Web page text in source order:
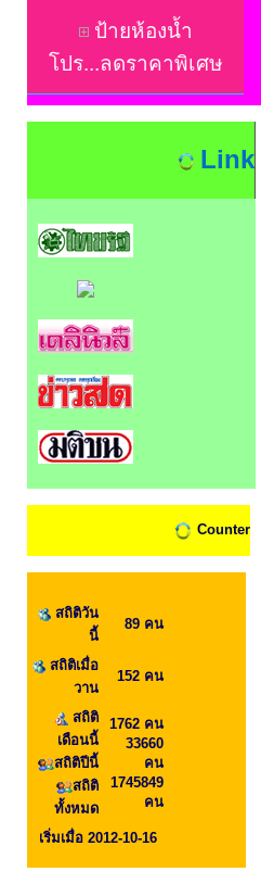
ป้ายห้องน้ำ
โปร...ลดราคาพิเศษ
Link
Counter
สถิติวัน
นี้
89 คน
สถิติเมื่อ
วาน
152 คน
สถิติ
เดือนนี้
สถิติปีนี้
สถิติ
ทั้งหมด
1762 คน
33660
คน
1745849
คน
เริ่มเมื่อ 2012-10-16